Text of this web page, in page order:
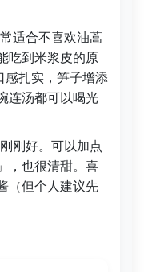
适合不喜欢油蒿
吃到米浆皮的原
感扎实，笋子增添
连汤都可以喝光
刚好。可以加点
，也很清甜。喜
（但个人建议先